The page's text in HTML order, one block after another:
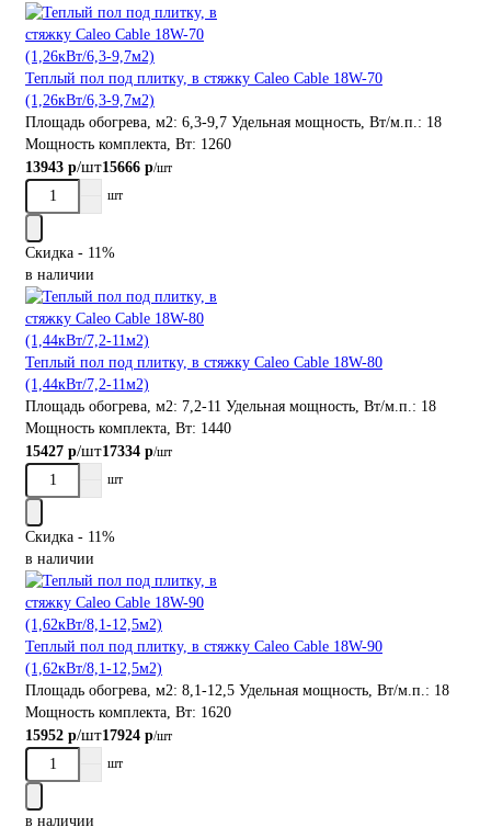
Теплый пол под плитку, в стяжку Caleo Cable 18W-70
(1,26кВт/6,3-9,7м2)
Площадь обогрева, м2: 6,3-9,7 Удельная мощность, Вт/м.п.: 18
Мощность комплекта, Вт: 1260
13943 р/шт15666 р/шт
шт
Скидка - 11%
в наличии
Теплый пол под плитку, в стяжку Caleo Cable 18W-80
(1,44кВт/7,2-11м2)
Площадь обогрева, м2: 7,2-11 Удельная мощность, Вт/м.п.: 18
Мощность комплекта, Вт: 1440
15427 р/шт17334 р/шт
шт
Скидка - 11%
в наличии
Теплый пол под плитку, в стяжку Caleo Cable 18W-90
(1,62кВт/8,1-12,5м2)
Площадь обогрева, м2: 8,1-12,5 Удельная мощность, Вт/м.п.: 18
Мощность комплекта, Вт: 1620
15952 р/шт17924 р/шт
шт
в наличии